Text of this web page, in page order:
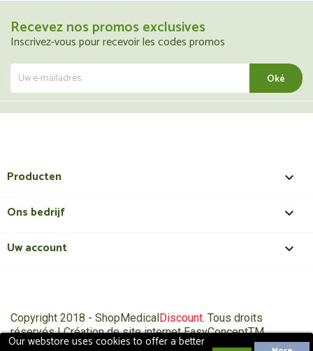
Our webstore uses cookies to offer a better
Recevez nos promos exclusives
Inscrivez-vous pour recevoir les codes promos
Producten 
Ons bedrijf 
Uw account 
Copyright 2018 - ShopMedicalDiscount. Tous droits
réservés | Création de site internet EasyConceptTM